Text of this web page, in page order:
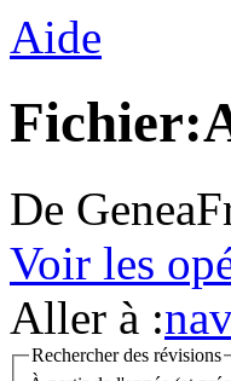
Aide
De
Voir les
Aller à :
Rechercher des révisions